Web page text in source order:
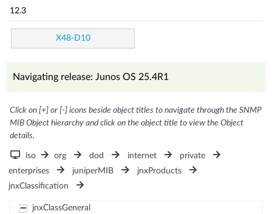
12.3
X48-D10
Navigating release: Junos OS 25.4R1
Click on [+] or [-] icons beside object titles to navigate through the SNMP
MIB Object hierarchy and click on the object title to view the Object
details.
iso org dod internet
private
enterprises
juniperMIB
jnxProducts
jnxClassification
jnxClassGeneral